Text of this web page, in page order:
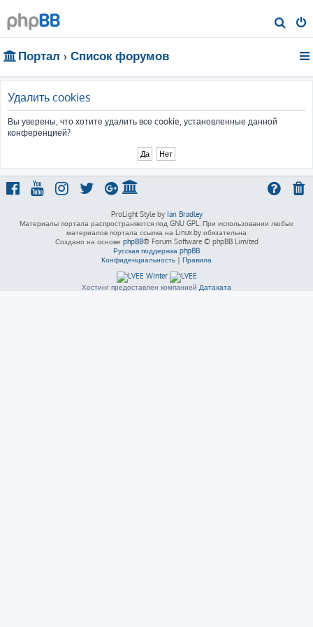
о
Портал Список форумов
Удалить cookies
Вы уверены, что хотите удалить все cookie, установленные данной
конференцией?
ProLight Style by Ian Bradley
Материалы портала распространяются под GNU GPL. При использовании любых
материалов портала ссылка на Linux.by обязательна
Создано на основе phpBB® Forum Software © phpBB Limited
Русская поддержка phpBB
Конфиденциальность | Правила
Хостинг предоставлен компанией Датахата